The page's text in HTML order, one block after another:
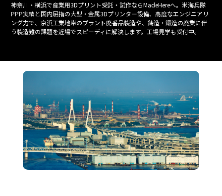
神奈川・横浜で産業用3Dプリント受託・試作ならMadeHereへ。米海兵隊
PPP実績と国内屈指の大型・金属3Dプリンター設備、高度なエンジニアリ
ング力で、京浜工業地帯のプラント廃番品製造や、鋳造・鍛造の廃業に伴
う製造難の課題を近場でスピーディに解決します。工場見学も受付中。